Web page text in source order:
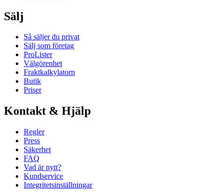
Sälj
Så säljer du privat
Sälj som företag
ProLister
Välgörenhet
Fraktkalkylatorn
Butik
Priser
Kontakt & Hjälp
Regler
Press
Säkerhet
FAQ
Vad är nytt?
Kundservice
Integritetsinställningar